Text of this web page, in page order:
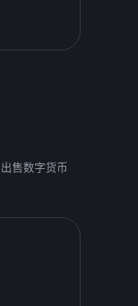
出售数字货币